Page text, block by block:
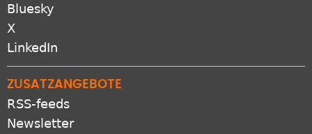
Bluesky
X
LinkedIn
ZUSATZANGEBOTE
RSS-feeds
Newsletter